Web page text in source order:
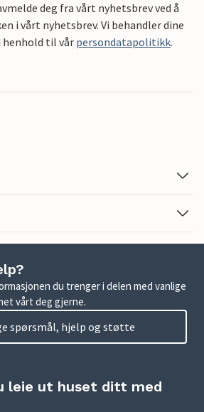
deg fra vårt nyhetsbrev ved å
i vårt nyhetsbrev. Vi behandler dine
henhold til vår persondatapolitikk.
du trenger i delen med vanlige
vårt deg gjerne.
spørsmål, hjelp og støtte
leie ut huset ditt med